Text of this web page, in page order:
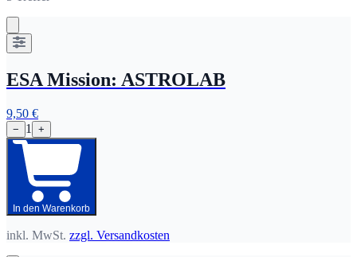
ESA Mission: ASTROLAB
9,50 €
− 1 +
In den Warenkorb
inkl. MwSt. zzgl. Versandkosten